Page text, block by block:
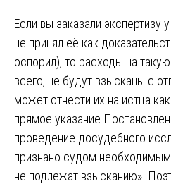
Если вы заказали экспертизу
не принял её как
оспорил), то расходы на
всего, не будут взысканы с
может отнести их на истца
прямое указание
проведение досудебного
признано судом
не подлежат взысканию».